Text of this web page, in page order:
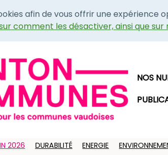
afin de vous offrir une expérience
comment les désactiver, ainsi que
NOS
2026 DURABILITÉ ENERGIE